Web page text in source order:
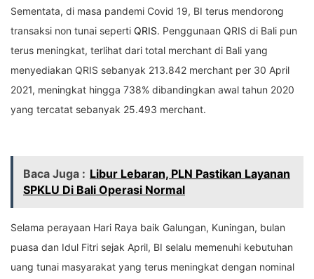
Sementata, di masa pandemi Covid 19, BI terus mendorong
transaksi non tunai seperti QRIS. Penggunaan QRIS di Bali pun
terus meningkat, terlihat dari total merchant di Bali yang
menyediakan QRIS sebanyak 213.842 merchant per 30 April
2021, meningkat hingga 738% dibandingkan awal tahun 2020
yang tercatat sebanyak 25.493 merchant.
Baca Juga : Libur Lebaran, PLN Pastikan Layanan
SPKLU Di Bali Operasi Normal
Selama perayaan Hari Raya baik Galungan, Kuningan, bulan
puasa dan Idul Fitri sejak April, BI selalu memenuhi kebutuhan
uang tunai masyarakat yang terus meningkat dengan nominal